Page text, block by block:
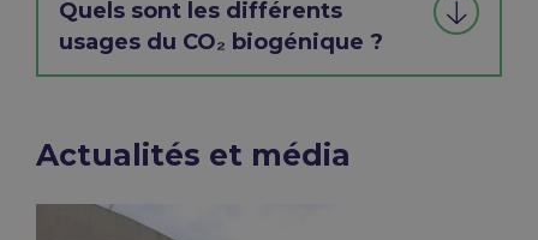
Quels sont les différents
usages du CO₂ biogénique ?
Actualités et média